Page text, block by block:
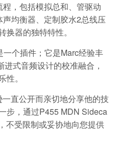
，包括模拟总和、管驱动
均衡器、定制胶水2总线压
器的独特特性。
个插件；它是Marc经验丰
式音频设计的校准融合，
。
一直公开而亲切地分享他的技
步，通过P455 MDN Sideca
不受限制或妥协地向您提供